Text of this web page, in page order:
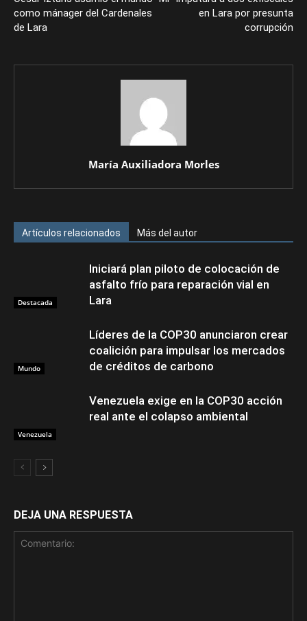
como mánager del Cardenales
de Lara
en Lara por presunta
corrupción
María Auxiliadora Morles
Artículos relacionados Más del autor
Destacada
Iniciará plan piloto de colocación de
asfalto frío para reparación vial en
Lara
Mundo
Líderes de la COP30 anunciaron crear
coalición para impulsar los mercados
de créditos de carbono
Venezuela
Venezuela exige en la COP30 acción
real ante el colapso ambiental
DEJA UNA RESPUESTA